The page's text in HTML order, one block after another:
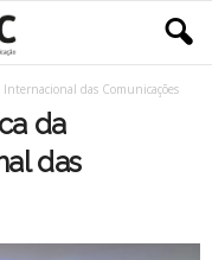
das Comunicações
da
das